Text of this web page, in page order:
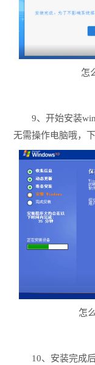
怎
9、开始安装
无需操作电脑哦，下
怎
10、安装完成后